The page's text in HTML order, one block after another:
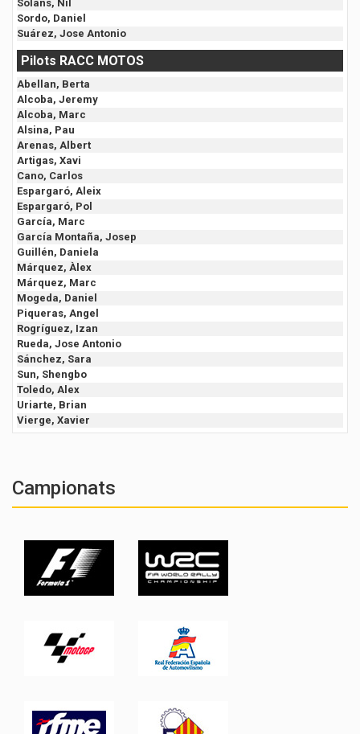
Solans, Nil
Sordo, Daniel
Suárez, Jose Antonio
Pilots RACC MOTOS
Abellan, Berta
Alcoba, Jeremy
Alcoba, Marc
Alsina, Pau
Arenas, Albert
Artigas, Xavi
Cano, Carlos
Espargaró, Aleix
Espargaró, Pol
García, Marc
García Montaña, Josep
Guillén, Daniela
Márquez, Àlex
Márquez, Marc
Mogeda, Daniel
Piqueras, Angel
Rogríguez, Izan
Rueda, Jose Antonio
Sánchez, Sara
Sun, Shengbo
Toledo, Alex
Uriarte, Brian
Vierge, Xavier
Campionats